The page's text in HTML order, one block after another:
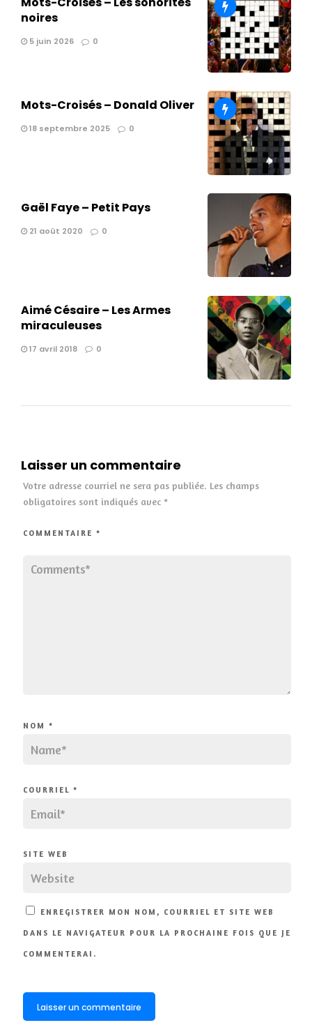
noires
5 juin 2026 0
Mots-Croisés – Donald Oliver
18 septembre 2025 0
Gaël Faye – Petit Pays
21 août 2020 0
Aimé Césaire – Les Armes
miraculeuses
17 avril 2018 0
Laisser un commentaire
Votre adresse courriel ne sera pas publiée. Les champs
obligatoires sont indiqués avec *
COMMENTAIRE *
NOM *
COURRIEL *
SITE WEB
ENREGISTRER MON NOM, COURRIEL ET SITE WEB
DANS LE NAVIGATEUR POUR LA PROCHAINE FOIS QUE JE
COMMENTERAI.